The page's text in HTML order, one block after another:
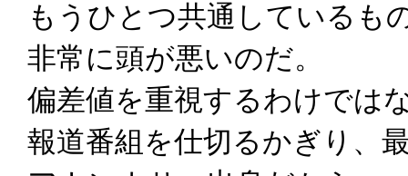
もうひとつ共通しているも
非常に頭が悪いのだ。
偏差値を重視するわけでは
報道番組を仕切るかぎり、